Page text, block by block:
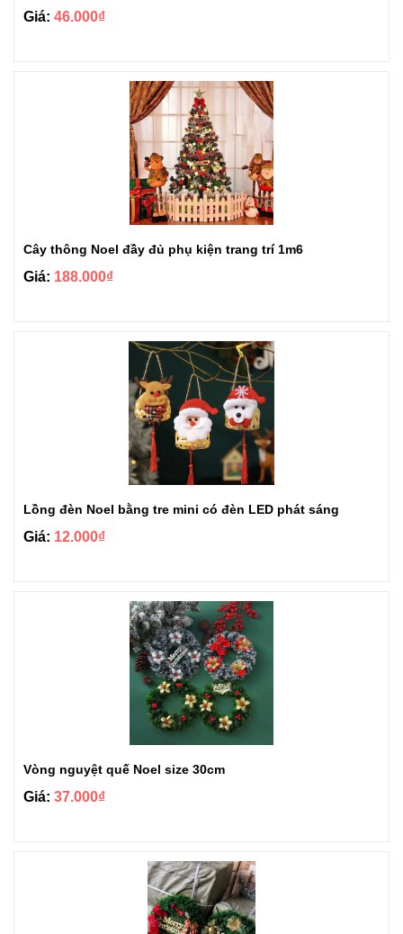
Giá: 46.000₫
Cây thông Noel đầy đủ phụ kiện trang trí 1m6
Giá: 188.000₫
Lồng đèn Noel bằng tre mini có đèn LED phát sáng
Giá: 12.000₫
Vòng nguyệt quế Noel size 30cm
Giá: 37.000₫